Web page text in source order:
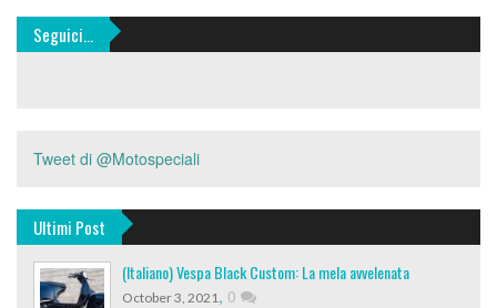
Seguici…
Tweet di @Motospeciali
Ultimi Post
(Italiano) Vespa Black Custom: La mela avvelenata
October 3, 2021, 0